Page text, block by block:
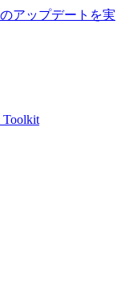
アップデートを実
Toolkit